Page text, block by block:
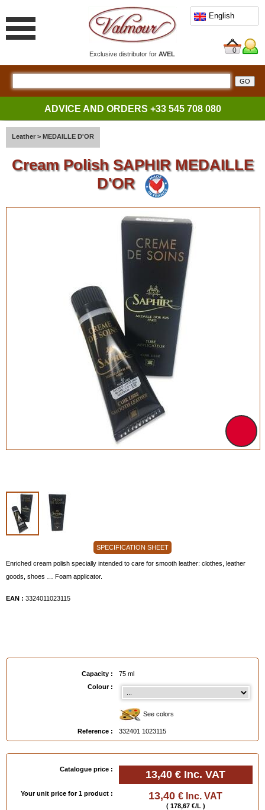
Exclusive distributor forAVEL
English
0
ADVICE AND ORDERS +33 545 708 080
Leather > MEDAILLE D'OR
Cream Polish SAPHIR MEDAILLE
D'OR
SPECIFICATION SHEET
Enriched cream polish specially intended to care for smooth leather: clothes, leather
goods, shoes … Foam applicator.
EAN : 3324011023115
Capacity :
75 ml
Colour :
See colors
Reference : 332401 1023115
Catalogue price : 13,40 € Inc. VAT
Your unit price for 1 product : 13,40 € Inc. VAT
( 178,67 €/L )